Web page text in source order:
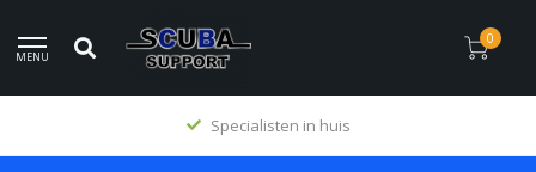
MENU
0
Specialisten in huis